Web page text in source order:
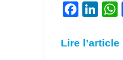
F
c
Li
k
Lire l’article